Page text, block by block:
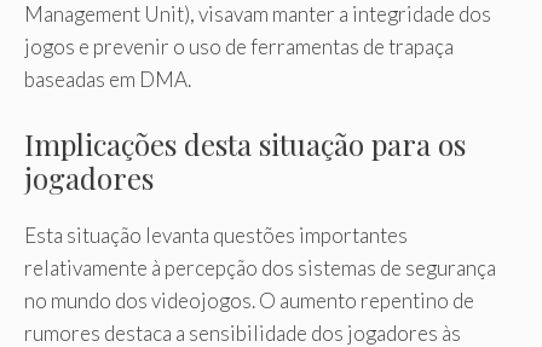
Management Unit), visavam manter a integridade dos
jogos e prevenir o uso de ferramentas de trapaça
baseadas em DMA.
Implicações desta situação para os
jogadores
Esta situação levanta questões importantes
relativamente à percepção dos sistemas de segurança
no mundo dos videojogos. O aumento repentino de
rumores destaca a sensibilidade dos jogadores às